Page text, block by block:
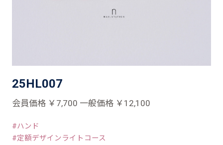
25HL007
会員価格 ￥7,700 一般価格 ￥12,100
ハンド
定額デザインライトコース